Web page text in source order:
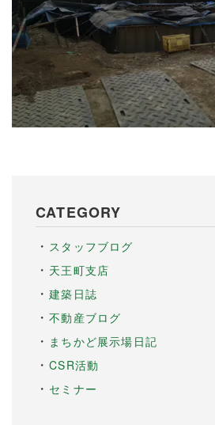
CATEGORY
スタッフブログ
天王町支店
建築日誌
不動産ブログ
まちかど展示場日記
CSR活動
セミナー